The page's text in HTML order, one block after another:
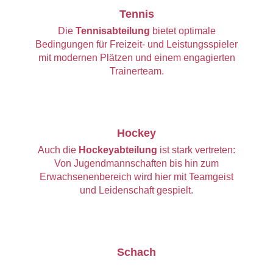
Tennis
Die Tennisabteilung bietet optimale
Bedingungen für Freizeit- und Leistungsspieler
mit modernen Plätzen und einem engagierten
Trainerteam.
Hockey
Auch die Hockeyabteilung ist stark vertreten:
Von Jugendmannschaften bis hin zum
Erwachsenenbereich wird hier mit Teamgeist
und Leidenschaft gespielt.
Schach